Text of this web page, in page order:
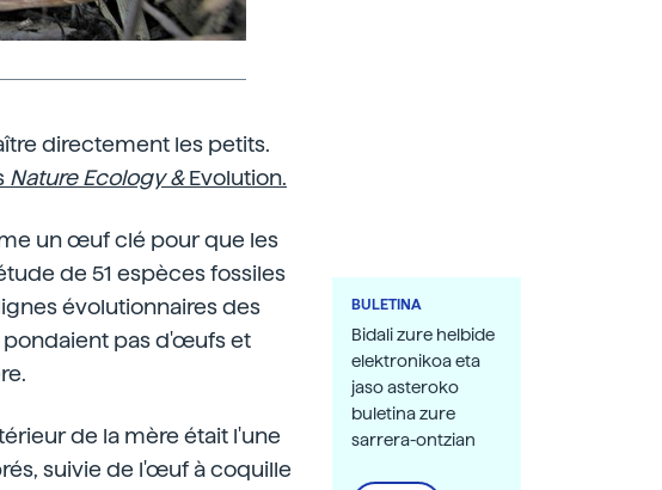
directement les petits.
Nature Ecology &Evolution.
un œuf clé pour que les
de 51 espèces fossiles
évolutionnaires des
pondaient pas d'œufs et
de la mère était l'une
suivie de l'œuf à coquille
BULETINA
Bidali zure helbide
elektronikoa eta
jaso asteroko
buletina zure
sarrera-ontzian